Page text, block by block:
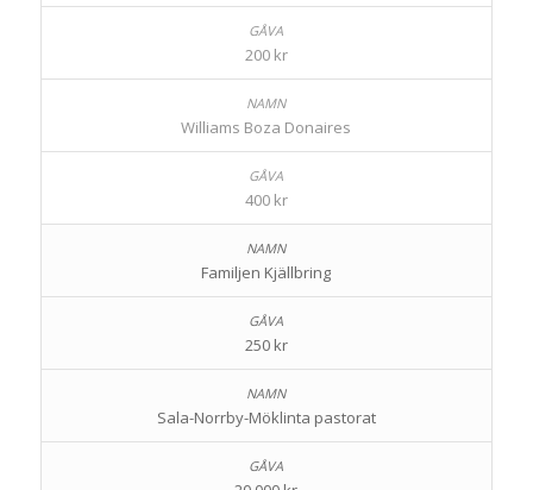
200 kr
Williams Boza Donaires
400 kr
Familjen Kjällbring
250 kr
Sala-Norrby-Möklinta pastorat